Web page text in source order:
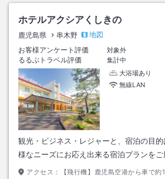
ホテルアクシアくしきの
鹿児島県 串木野
地図
お客様アンケート評価
対象外
るるぶトラベル評価
集計中
大浴場あり
無線LAN
観光・ビジネス・レジャーと、宿泊の目
様なニーズにお応え出来る宿泊プランをご
アクセス：
【飛行機】鹿児島空港から車で